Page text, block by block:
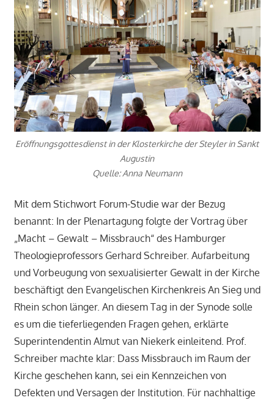
Eröffnungsgottesdienst in der Klosterkirche der Steyler in Sankt
Augustin
Quelle: Anna Neumann
Mit dem Stichwort Forum-Studie war der Bezug
benannt: In der Plenartagung folgte der Vortrag über
„Macht – Gewalt – Missbrauch“ des Hamburger
Theologieprofessors Gerhard Schreiber. Aufarbeitung
und Vorbeugung von sexualisierter Gewalt in der Kirche
beschäftigt den Evangelischen Kirchenkreis An Sieg und
Rhein schon länger. An diesem Tag in der Synode solle
es um die tieferliegenden Fragen gehen, erklärte
Superintendentin Almut van Niekerk einleitend. Prof.
Schreiber machte klar: Dass Missbrauch im Raum der
Kirche geschehen kann, sei ein Kennzeichen von
Defekten und Versagen der Institution. Für nachhaltige